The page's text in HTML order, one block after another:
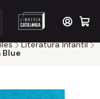
por compras sobre
Literatura Infantil
Blue